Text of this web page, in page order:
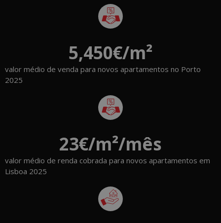
valor médio de venda para novos apartamentos no Porto
2025
5,450€/m²
valor médio de renda cobrada para novos apartamentos em
Lisboa 2025
23€/m²/mês